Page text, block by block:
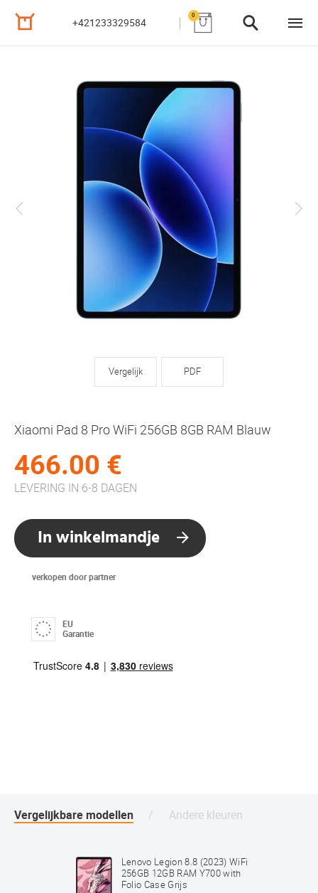
+421233329584
0
Vergelijk PDF
Xiaomi Pad 8 Pro WiFi 256GB 8GB RAM Blauw
466.00 €
LEVERING IN 6-8 DAGEN
In winkelmandje
verkopen door partner
EU
Garantie
Vergelijkbare modellen Andere kleuren
Lenovo Legion 8.8 (2023) WiFi
256GB 12GB RAM Y700 with
Folio Case Grijs